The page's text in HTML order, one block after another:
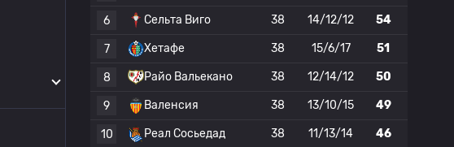
6 Сельта Виго 38 14/12/12 54
7 Хетафе 38 15/6/17 51
8 Райо Вальекано 38 12/14/12 50
9 Валенсия 38 13/10/15 49
10 Реал Сосьедад 38 11/13/14 46